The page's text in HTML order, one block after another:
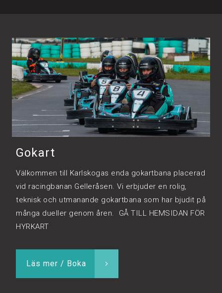
Gokart
Välkommen till Karlskogas enda gokartbana placerad
vid racingbanan Gelleråsen. Vi erbjuder en rolig,
teknisk och utmanande gokartbana som har bjudit på
många dueller genom åren. GÅ TILL HEMSIDAN FÖR
HYRKART
Läs mer / Boka